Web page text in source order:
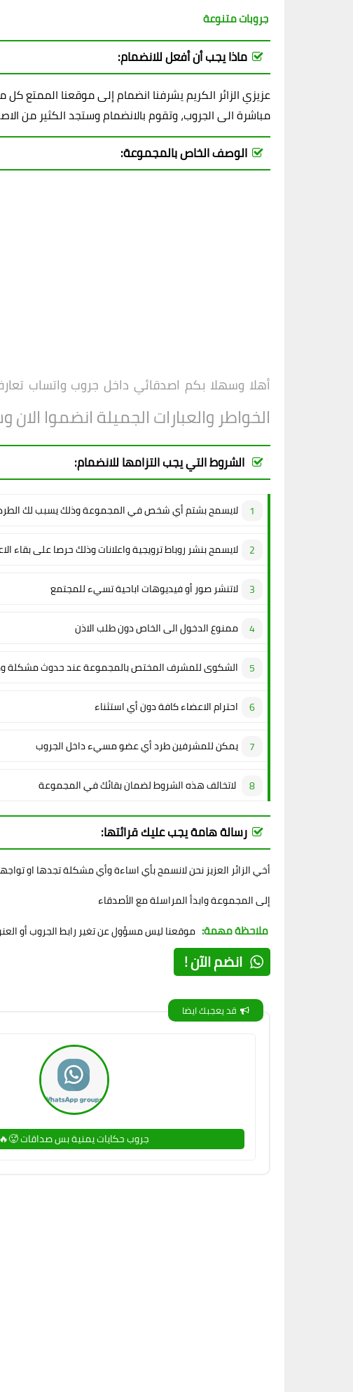
جروبات متنوعة
ماذا يجب أن أفعل للانضمام:
عزيزي الزائر الكريم يشرفنا انضمام إلى موقعنا الممتع
مباشرة الى الجروب، وتقوم بالانضمام وستجد الكثير من
الوصف الخاص بالمجموعة:
أهلا وسهلا بكم اصدقائي داخل جروب واتساب
الخواطر والعبارات الجميلة انضموا
الشروط التي يجب التزامها للانضمام:
لايسمح بشتم أي شخص في المجموعة وذلك يسبب لك
لايسمح بنشر روباط ترويجية واعلانات وذلك حرصا على بقاء
لاتنشر صور أو فيديوهات اباحية تسيء للمجتمع
ممنوع الدخول الى الخاص دون طلب الاذن
الشكوى للمشرف المختص بالمجموعة عند حدوث مشكلة
احترام الاعضاء كافة دون أي استثناء
يمكن للمشرفين طرد أي عضو مسيء داخل الجروب
لاتخالف هذه الشروط لضمان بقائك في المجموعة
رسالة هامة يجب عليك قرائتها:
أخي الزائر العزيز نحن لانسمح بأي اساءة وأي مشكلة تجدها او
إلى المجموعة وابدأ المراسلة مع الأصدقاء
ملاحظة مهمة: موقعنا ليس مسؤول عن تغير رابط الجروب أو
انضم الآن !
قد يعجبك ايضا
جروب حكايات يمنية بس صداقات 🥵🔥